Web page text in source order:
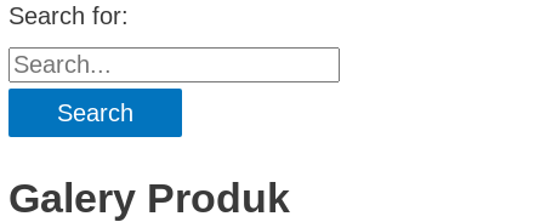
Search for:
Galery Produk